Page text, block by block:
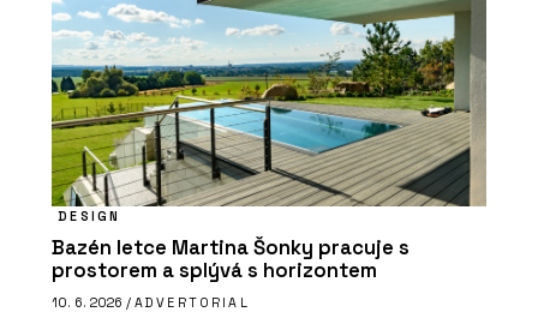
DESIGN
Bazén letce Martina Šonky pracuje s
prostorem a splývá s horizontem
10. 6. 2026 / ADVERTORIAL